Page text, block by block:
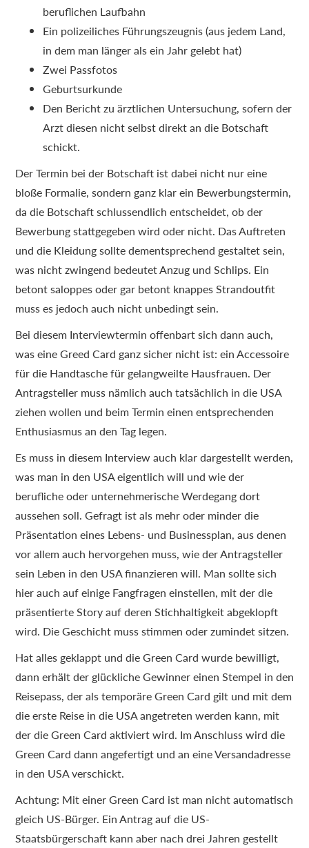
beruflichen Laufbahn
Ein polizeiliches Führungszeugnis (aus jedem Land,
in dem man länger als ein Jahr gelebt hat)
Zwei Passfotos
Geburtsurkunde
Den Bericht zu ärztlichen Untersuchung, sofern der
Arzt diesen nicht selbst direkt an die Botschaft
schickt.
Der Termin bei der Botschaft ist dabei nicht nur eine
bloße Formalie, sondern ganz klar ein Bewerbungstermin,
da die Botschaft schlussendlich entscheidet, ob der
Bewerbung stattgegeben wird oder nicht. Das Auftreten
und die Kleidung sollte dementsprechend gestaltet sein,
was nicht zwingend bedeutet Anzug und Schlips. Ein
betont saloppes oder gar betont knappes Strandoutfit
muss es jedoch auch nicht unbedingt sein.
Bei diesem Interviewtermin offenbart sich dann auch,
was eine Greed Card ganz sicher nicht ist: ein Accessoire
für die Handtasche für gelangweilte Hausfrauen. Der
Antragsteller muss nämlich auch tatsächlich in die USA
ziehen wollen und beim Termin einen entsprechenden
Enthusiasmus an den Tag legen.
Es muss in diesem Interview auch klar dargestellt werden,
was man in den USA eigentlich will und wie der
berufliche oder unternehmerische Werdegang dort
aussehen soll. Gefragt ist als mehr oder minder die
Präsentation eines Lebens- und Businessplan, aus denen
vor allem auch hervorgehen muss, wie der Antragsteller
sein Leben in den USA finanzieren will. Man sollte sich
hier auch auf einige Fangfragen einstellen, mit der die
präsentierte Story auf deren Stichhaltigkeit abgeklopft
wird. Die Geschicht muss stimmen oder zumindet sitzen.
Hat alles geklappt und die Green Card wurde bewilligt,
dann erhält der glückliche Gewinner einen Stempel in den
Reisepass, der als temporäre Green Card gilt und mit dem
die erste Reise in die USA angetreten werden kann, mit
der die Green Card aktiviert wird. Im Anschluss wird die
Green Card dann angefertigt und an eine Versandadresse
in den USA verschickt.
Achtung: Mit einer Green Card ist man nicht automatisch
gleich US-Bürger. Ein Antrag auf die US-
Staatsbürgerschaft kann aber nach drei Jahren gestellt